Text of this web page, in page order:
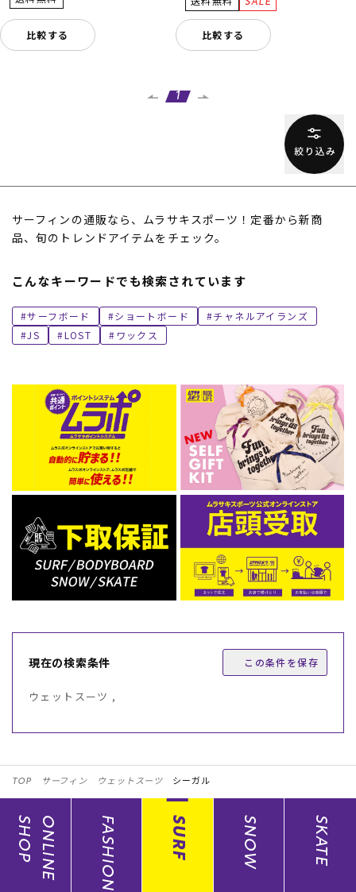
比較する 比較する
1
サーフィンの通販なら、ムラサキスポーツ！定番から新商
品、旬のトレンドアイテムをチェック。
こんなキーワードでも検索されています
サーフボード ショートボード
チャネルアイランズ
JS
LOST ワックス
現在の検索条件 この条件を保存
ウェットスーツ ,
TOP サーフィン ウェットスーツ シーガル
ONLINE
SHOP FASHION SURF SNOW SKATE